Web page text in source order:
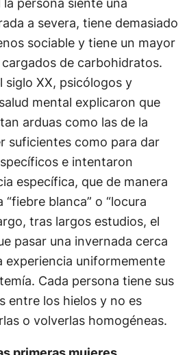
a severa, tiene demasiado
sociable y tiene un mayor
de carbohidratos.
siglo XX, psicólogos y
mental explicaron que
arduas como las de la
suficientes como para dar
e intentaron
específica, que de manera
blanca” o “locura
tras largos estudios, el
pasar una invernada cerca
experiencia uniformemente
Cada persona tiene sus
entre los hielos y no es
o volverlas homogéneas.